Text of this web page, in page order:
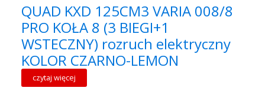
QUAD KXD 125CM3 VARIA 008/8
PRO KOŁA 8 (3 BIEGI+1
WSTECZNY) rozruch elektryczny
KOLOR CZARNO-LEMON
czytaj więcej